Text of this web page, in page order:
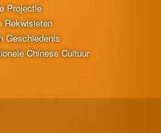
Projectie
Rekwisieten
Geschiedenis
Chinese Cultuur